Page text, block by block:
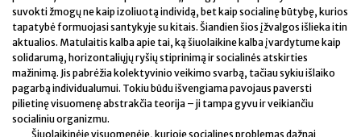
suvokti žmogų ne kaip izoliuotą individą, bet kaip socialinę būtybę, kurios
tapatybė formuojasi santykyje su kitais. Šiandien šios įžvalgos išlieka itin
aktualios. Matulaitis kalba apie tai, ką šiuolaikine kalba įvardytume kaip
solidarumą, horizontaliųjų ryšių stiprinimą ir socialinės atskirties
mažinimą. Jis pabrėžia kolektyvinio veikimo svarbą, tačiau sykiu išlaiko
pagarbą individualumui. Tokiu būdu išvengiama pavojaus paversti
pilietinę visuomenę abstrakčia teorija – ji tampa gyvu ir veikiančiu
socialiniu organizmu.
Šiuolaikinėje visuomenėje, kurioje socialines problemas dažnai